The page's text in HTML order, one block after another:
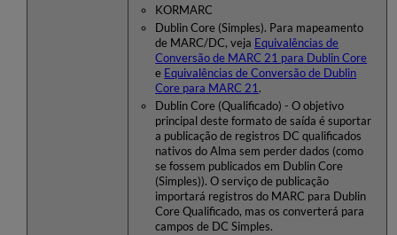
KORMARC
Dublin Core (Simples). Para mapeamento
de MARC/DC, veja Equivalências de
Conversão de MARC 21 para Dublin Core
e Equivalências de Conversão de Dublin
Core para MARC 21.
Dublin Core (Qualificado) - O objetivo
principal deste formato de saída é suportar
a publicação de registros DC qualificados
nativos do Alma sem perder dados (como
se fossem publicados em Dublin Core
(Simples)). O serviço de publicação
importará registros do MARC para Dublin
Core Qualificado, mas os converterá para
campos de DC Simples.